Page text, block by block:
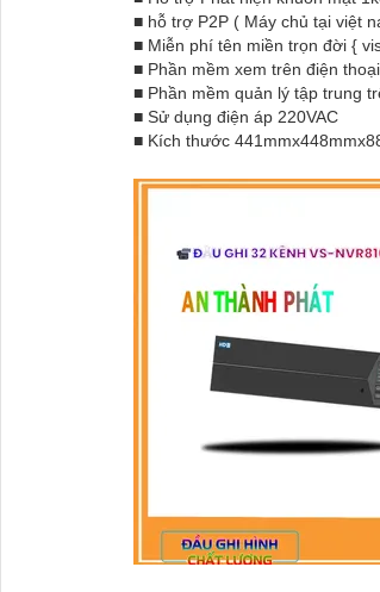
■ hỗ trợ P2P ( Máy chủ tại việt
■ Miễn phí tên miền trọn đời {
■ Phần mềm xem trên điện
■ Phần mềm quản lý tập trung
■ Sử dụng điện áp 220VAC
■ Kích thước